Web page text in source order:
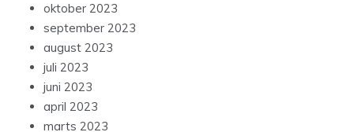
oktober 2023
september 2023
august 2023
juli 2023
juni 2023
april 2023
marts 2023